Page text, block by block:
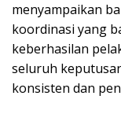
menyampaikan
koordinasi yang
keberhasilan
seluruh
konsisten dan